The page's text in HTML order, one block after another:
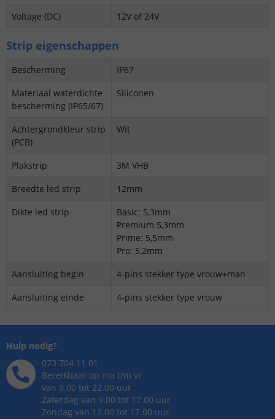
Voltage (DC)
12V of 24V
Strip eigenschappen
Bescherming
IP67
Materiaal waterdichte
bescherming (IP65/67)
Siliconen
Achtergrondkleur strip
(PCB)
Wit
Plakstrip
3M VHB
Breedte led strip
12mm
Dikte led strip
Basic: 5,3mm
Premium 5,3mm
Prime: 5,5mm
Pro: 5,2mm
Aansluiting begin
4-pins stekker type vrouw+man
Aansluiting einde
4-pins stekker type vrouw
Hulp nodig?
073 704 11 01
Bereikbaar op ma t/m vr
van 9.00 tot 22.00 uur
Zaterdag van 9.00 tot 17.00 uur
Zondag van 12.00 tot 17.00 uur